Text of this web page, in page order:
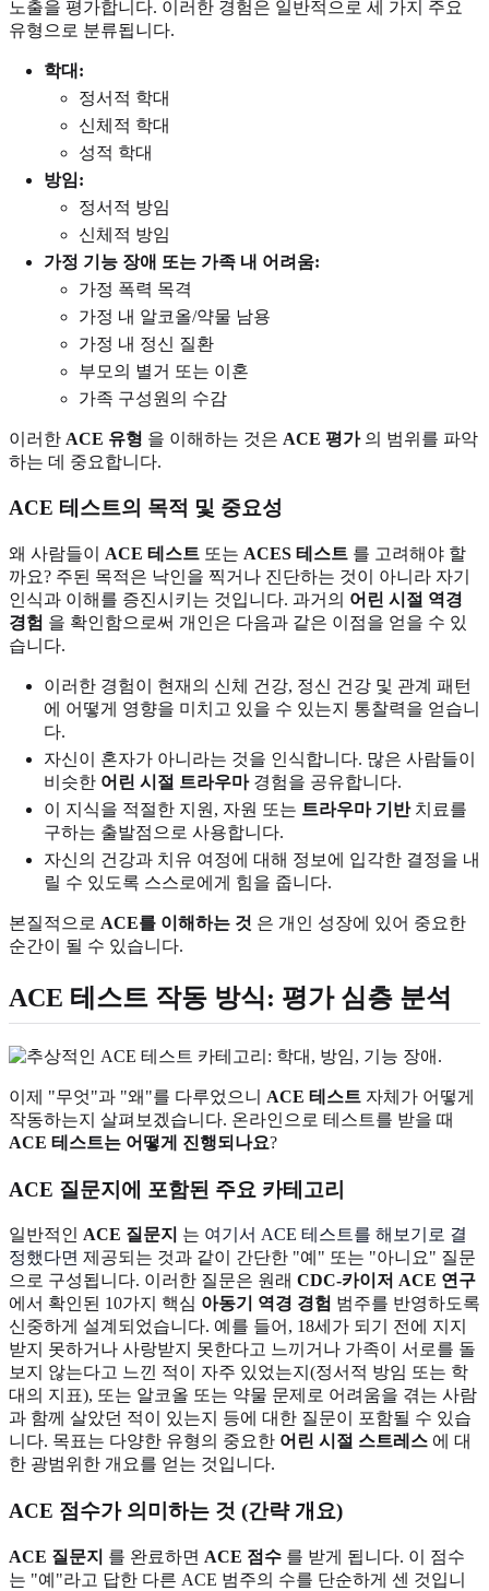
노출을 평가합니다. 이러한 경험은 일반적으로 세 가지 주요
유형으로 분류됩니다.
학대:
정서적 학대
신체적 학대
성적 학대
방임:
정서적 방임
신체적 방임
가정 기능 장애 또는 가족 내 어려움:
가정 폭력 목격
가정 내 알코올/약물 남용
가정 내 정신 질환
부모의 별거 또는 이혼
가족 구성원의 수감
이러한 ACE 유형 을 이해하는 것은 ACE 평가의 범위를 파악
하는 데 중요합니다.
ACE 테스트의 목적 및 중요성
왜 사람들이 ACE 테스트 또는 ACES 테스트 를 고려해야 할
까요? 주된 목적은 낙인을 찍거나 진단하는 것이 아니라 자기
인식과 이해를 증진시키는 것입니다. 과거의 어린 시절 역경
경험 을 확인함으로써 개인은 다음과 같은 이점을 얻을 수 있
습니다.
이러한 경험이 현재의 신체 건강, 정신 건강 및 관계 패턴
에 어떻게 영향을 미치고 있을 수 있는지 통찰력을 얻습니
다.
자신이 혼자가 아니라는 것을 인식합니다. 많은 사람들이
비슷한 어린 시절 트라우마경험을 공유합니다.
이 지식을 적절한 지원, 자원 또는 트라우마 기반치료를
구하는 출발점으로 사용합니다.
자신의 건강과 치유 여정에 대해 정보에 입각한 결정을 내
릴 수 있도록 스스로에게 힘을 줍니다.
본질적으로 ACE를 이해하는 것 은 개인 성장에 있어 중요한
순간이 될 수 있습니다.
ACE 테스트 작동 방식: 평가 심층 분석
이제 "무엇"과 "왜"를 다루었으니 ACE 테스트 자체가 어떻게
작동하는지 살펴보겠습니다. 온라인으로 테스트를 받을 때
ACE 테스트는 어떻게 진행되나요?
ACE 질문지에 포함된 주요 카테고리
일반적인 ACE 질문지 는 여기서 ACE 테스트를 해보기로 결
정했다면 제공되는 것과 같이 간단한 "예" 또는 "아니요" 질문
으로 구성됩니다. 이러한 질문은 원래 CDC-카이저 ACE 연구
에서 확인된 10가지 핵심 아동기 역경 경험 범주를 반영하도록
신중하게 설계되었습니다. 예를 들어, 18세가 되기 전에 지지
받지 못하거나 사랑받지 못한다고 느끼거나 가족이 서로를 돌
보지 않는다고 느낀 적이 자주 있었는지(정서적 방임 또는 학
대의 지표), 또는 알코올 또는 약물 문제로 어려움을 겪는 사람
과 함께 살았던 적이 있는지 등에 대한 질문이 포함될 수 있습
니다. 목표는 다양한 유형의 중요한 어린 시절 스트레스 에 대
한 광범위한 개요를 얻는 것입니다.
ACE 점수가 의미하는 것 (간략 개요)
ACE 질문지 를 완료하면 ACE 점수 를 받게 됩니다. 이 점수
는 "예"라고 답한 다른 ACE 범주의 수를 단순하게 센 것입니